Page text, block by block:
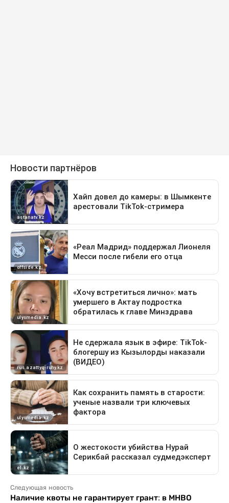
Следующая новость
Наличие квоты не гарантирует грант: в МНВО